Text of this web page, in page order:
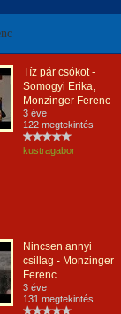
Tíz pár csókot -
Somogyi Erika,
Monzinger Ferenc
3 éve
122 megtekintés
kustragabor
Nincsen annyi
csillag - Monzinger
Ferenc
3 éve
131 megtekintés